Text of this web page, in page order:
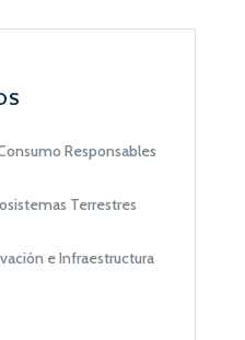
Responsables
Terrestres
e Infraestructura